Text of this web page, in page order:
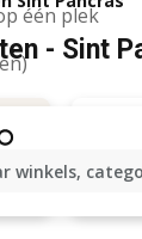
één plek
winkels,
- Sint